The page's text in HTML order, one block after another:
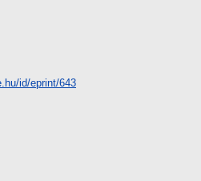
id/eprint/643